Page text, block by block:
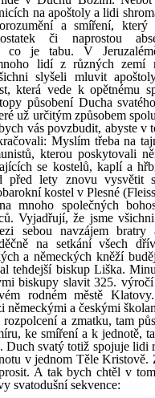
na apoštoly a lidi
a smíření, který
či naprostou
co je tabu. V
lidí z různých zemí
slyšeli mluvit
která vede k opětnému
působení Ducha
už určitým způsobem
vás povzbudit, abyste v
Myslím třeba na
kterou poskytovali
se kostelů, kaplí a
před lety znovu vysvětit
kostel v Plesné
mnoho společných
Vyjadřují, že jsme
sebou navzájem
na setkání všech
a německých kněží
tehdejší biskup Liška.
biskupy slavit 325.
rodném městě
německými a českými
a zmatku, tam
ke smíření a k jednotě,
Duch svatý totiž spojuje lidi
v jednom Těle Kristově.
A tak bych chtěl v
svatodušní sekvence: